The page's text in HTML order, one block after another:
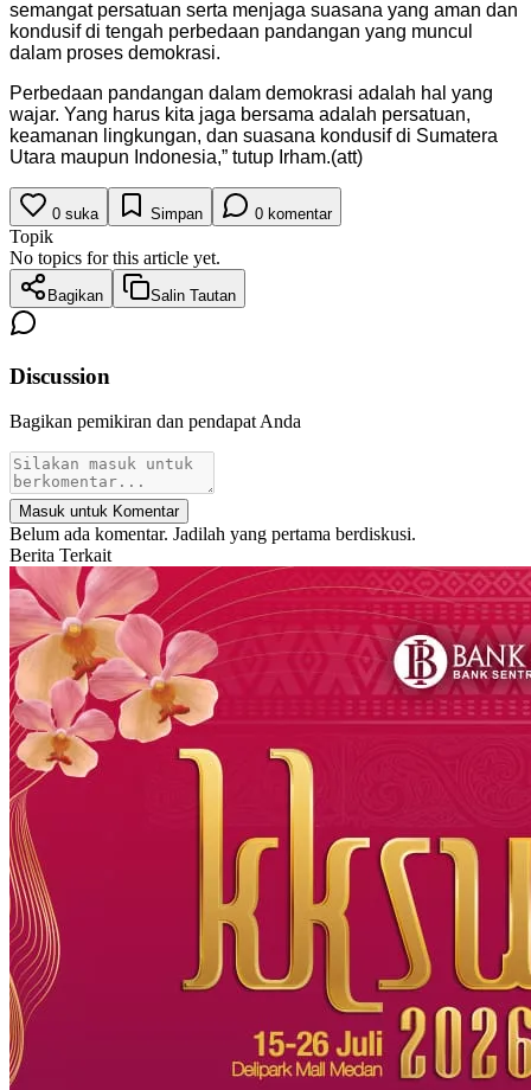
semangat persatuan serta menjaga suasana yang aman dan
kondusif di tengah perbedaan pandangan yang muncul
dalam proses demokrasi.
Perbedaan pandangan dalam demokrasi adalah hal yang
wajar. Yang harus kita jaga bersama adalah persatuan,
keamanan lingkungan, dan suasana kondusif di Sumatera
Utara maupun Indonesia,” tutup Irham.(att)
0 suka Simpan 0 komentar
Topik
No topics for this article yet.
Bagikan Salin Tautan
Discussion
Bagikan pemikiran dan pendapat Anda
Masuk untuk Komentar
Belum ada komentar. Jadilah yang pertama berdiskusi.
Berita Terkait